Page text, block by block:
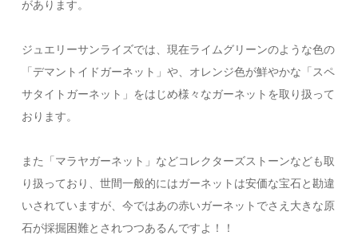
があります。
ジュエリーサンライズでは、現在ライムグリーンのような色の
「デマントイドガーネット」や、オレンジ色が鮮やかな「スペ
サタイトガーネット」をはじめ様々なガーネットを取り扱って
おります。
また「マラヤガーネット」などコレクターズストーンなども取
り扱っており、世間一般的にはガーネットは安価な宝石と勘違
いされていますが、今ではあの赤いガーネットでさえ大きな原
石が採掘困難とされつつあるんですよ！！